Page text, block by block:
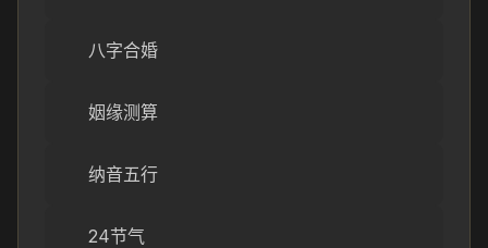
八字合婚
姻缘测算
纳音五行
24节气